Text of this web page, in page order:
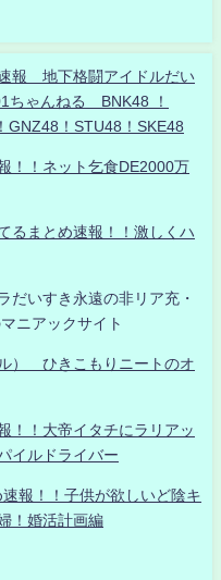
報 地下格闘アイドルだい
ちゃんねる BNK48 ！
GNZ48！STU48！SKE48
！！ネット乞食DE2000万
るまとめ速報！！激しくハ
だいすき永遠の非リア充・
ニアックサイト
） ひきこもりニートのオ
！！大帝イタチにラリアッ
イルドライバー
報！！子供が欲しいど陰キ
！婚活計画編